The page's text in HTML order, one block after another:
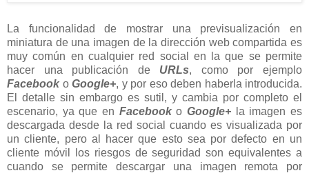
La funcionalidad de mostrar una previsualización en
miniatura de una imagen de la dirección web compartida es
muy común en cualquier red social en la que se permite
hacer una publicación de URLs, como por ejemplo
Facebook o Google+, y por eso deben haberla introducida.
El detalle sin embargo es sutil, y cambia por completo el
escenario, ya que en FacebookoGoogle+ la imagen es
descargada desde la red social cuando es visualizada por
un cliente, pero al hacer que esto sea por defecto en un
cliente móvil los riesgos de seguridad son equivalentes a
cuando se permite descargar una imagen remota por